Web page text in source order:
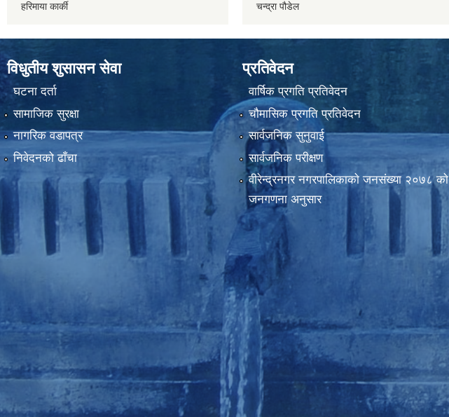
हरिमाया कार्की
चन्द्रा पौडेल
विधुतीय शुसासन सेवा
घटना दर्ता
सामाजिक सुरक्षा
नागरिक वडापत्र
निवेदनको ढाँचा
प्रतिवेदन
वार्षिक प्रगति प्रतिवेदन
चौमासिक प्रगति प्रतिवेदन
सार्वजनिक सुनुवाई
सार्वजनिक परीक्षण
वीरेन्द्रनगर नगरपालिकाकाे जनसंख्या २०७८ काे
जनगणना अनुसार